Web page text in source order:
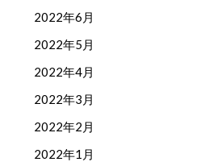
2022年6月
2022年5月
2022年4月
2022年3月
2022年2月
2022年1月